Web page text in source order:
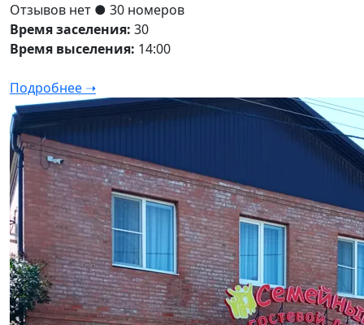
Отзывов нет ● 30 номеров
Время заселения: 30
Время выселения: 14:00
Подробнее ➝